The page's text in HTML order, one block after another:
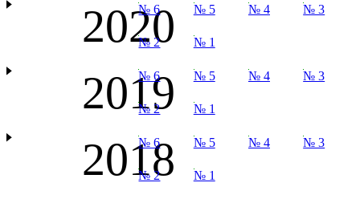
2020
№ 6 № 5 № 4 № 3
№ 2 № 1
2019
№ 6 № 5 № 4 № 3
№ 2 № 1
2018
№ 6 № 5 № 4 № 3
№ 2 № 1